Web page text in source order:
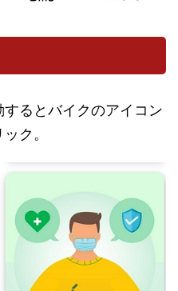
るとバイクのアイコン
ク。